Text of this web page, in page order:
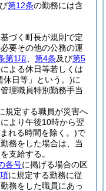
第12条の勤務には含
づく町長が規則で定
要その他の公務の運
第1項 第4条及び第5
よる休日等若しくは
休日等」という。)に
理職員特別勤務手当
規定する職員が災害へ
より午後10時から翌
れる時間を除く。)で
務をした場合は、当
支給する。
各号に掲げる場合の区
に規定する勤務に従
務をした職員にあっ